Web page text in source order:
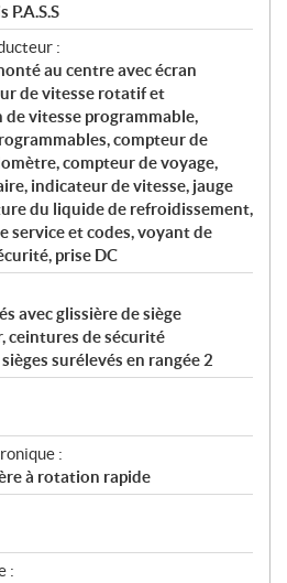
:
au centre avec écran
de vitesse rotatif et
vitesse programmable,
compteur de
compteur de voyage,
indicateur de vitesse, jauge
du liquide de refroidissement,
service et codes, voyant de
prise DC
avec glissière de siège
ceintures de sécurité
surélevés en rangée 2
:
à rotation rapide
: